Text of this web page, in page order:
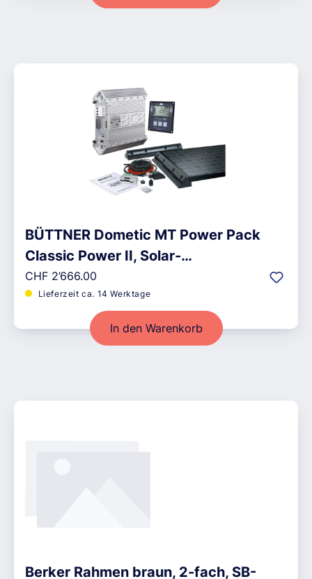
BÜTTNER Dometic MT Power Pack
Classic Power II, Solar-
Komplettanlage
Regulärer Preis:
CHF 2’666.00
Lieferzeit ca. 14 Werktage
In den Warenkorb
Berker Rahmen braun, 2-fach, SB-